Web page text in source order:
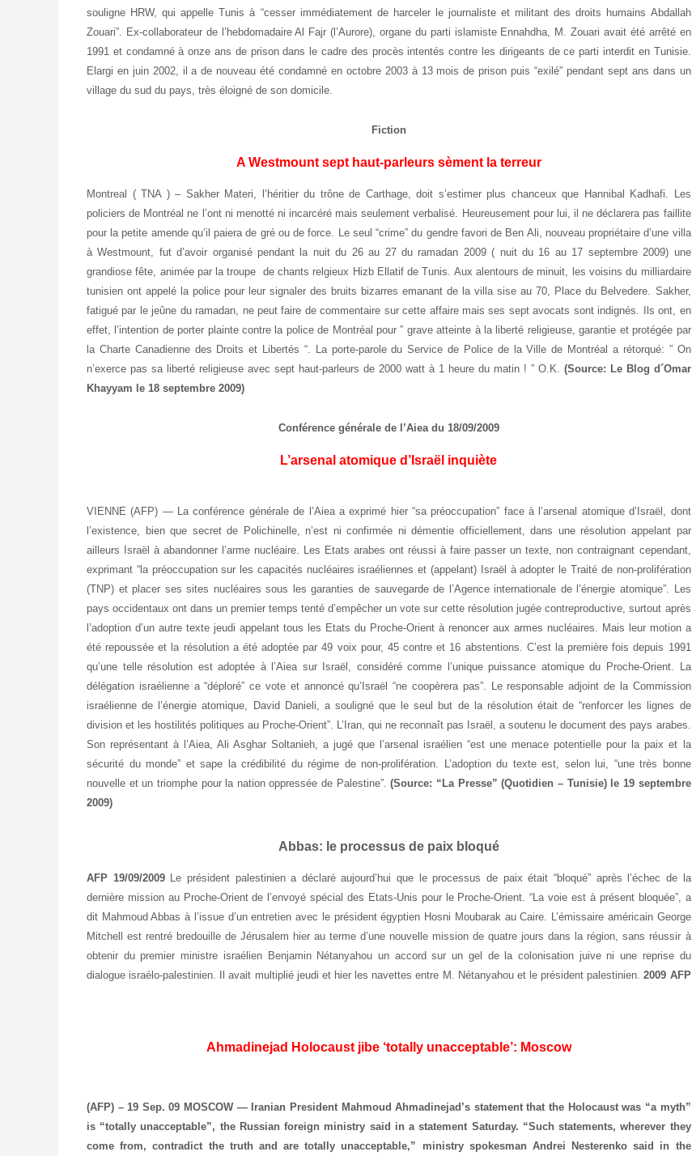
souligne HRW, qui appelle Tunis à “cesser immédiatement de harceler le journaliste et militant des droits humains Abdallah
Zouari”. Ex-collaborateur de l’hebdomadaire Al Fajr (l’Aurore), organe du parti islamiste Ennahdha, M. Zouari avait été arrêté en
1991 et condamné à onze ans de prison dans le cadre des procès intentés contre les dirigeants de ce parti interdit en Tunisie.
Elargi en juin 2002, il a de nouveau été condamné en octobre 2003 à 13 mois de prison puis “exilé” pendant sept ans dans un
village du sud du pays, très éloigné de son domicile.
Fiction
A Westmount sept haut-parleurs sèment la terreur
Montreal ( TNA ) – Sakher Materi, l’héritier du trône de Carthage, doit s’estimer plus chanceux que Hannibal Kadhafi. Les
policiers de Montréal ne l’ont ni menotté ni incarcéré mais seulement verbalisé. Heureusement pour lui, il ne déclarera pas faillite
pour la petite amende qu’il paiera de gré ou de force. Le seul “crime” du gendre favori de Ben Ali, nouveau propriétaire d’une villa
à Westmount, fut d’avoir organisé pendant la nuit du 26 au 27 du ramadan 2009 ( nuit du 16 au 17 septembre 2009) une
grandiose fête, animée par la troupe de chants relgieux Hizb Ellatif de Tunis. Aux alentours de minuit, les voisins du milliardaire
tunisien ont appelé la police pour leur signaler des bruits bizarres emanant de la villa sise au 70, Place du Belvedere. Sakher,
fatigué par le jeûne du ramadan, ne peut faire de commentaire sur cette affaire mais ses sept avocats sont indignés. Ils ont, en
effet, l’intention de porter plainte contre la police de Montréal pour ” grave atteinte à la liberté religieuse, garantie et protégée par
la Charte Canadienne des Droits et Libertés “. La porte-parole du Service de Police de la Ville de Montréal a rétorqué: ” On
n’exerce pas sa liberté religieuse avec sept haut-parleurs de 2000 watt à 1 heure du matin ! ” O.K. (Source: Le Blog d´Omar
Khayyam le 18 septembre 2009)
Conférence générale de l’Aiea du 18/09/2009
L’arsenal atomique d’Israël inquiète
VIENNE (AFP) — La conférence générale de l’Aiea a exprimé hier “sa préoccupation” face à l’arsenal atomique d’Israël, dont
l’existence, bien que secret de Polichinelle, n’est ni confirmée ni démentie officiellement, dans une résolution appelant par
ailleurs Israël à abandonner l’arme nucléaire. Les Etats arabes ont réussi à faire passer un texte, non contraignant cependant,
exprimant “la préoccupation sur les capacités nucléaires israéliennes et (appelant) Israël à adopter le Traité de non-prolifération
(TNP) et placer ses sites nucléaires sous les garanties de sauvegarde de l’Agence internationale de l’énergie atomique”. Les
pays occidentaux ont dans un premier temps tenté d’empêcher un vote sur cette résolution jugée contreproductive, surtout après
l’adoption d’un autre texte jeudi appelant tous les Etats du Proche-Orient à renoncer aux armes nucléaires. Mais leur motion a
été repoussée et la résolution a été adoptée par 49 voix pour, 45 contre et 16 abstentions. C’est la première fois depuis 1991
qu’une telle résolution est adoptée à l’Aiea sur Israël, considéré comme l’unique puissance atomique du Proche-Orient. La
délégation israélienne a “déploré” ce vote et annoncé qu’Israël “ne coopèrera pas”. Le responsable adjoint de la Commission
israélienne de l’énergie atomique, David Danieli, a souligné que le seul but de la résolution était de “renforcer les lignes de
division et les hostilités politiques au Proche-Orient”. L’Iran, qui ne reconnaît pas Israël, a soutenu le document des pays arabes.
Son représentant à l’Aiea, Ali Asghar Soltanieh, a jugé que l’arsenal israélien “est une menace potentielle pour la paix et la
sécurité du monde” et sape la crédibilité du régime de non-prolifération. L’adoption du texte est, selon lui, “une très bonne
nouvelle et un triomphe pour la nation oppressée de Palestine”.(Source: “La Presse” (Quotidien – Tunisie) le 19 septembre
2009)
Abbas: le processus de paix bloqué
AFP 19/09/2009
Le président palestinien a déclaré aujourd’hui que le processus de paix était “bloqué” après l’échec de la
dernière mission au Proche-Orient de l’envoyé spécial des Etats-Unis pour le Proche-Orient. “La voie est à présent bloquée”, a
dit Mahmoud Abbas à l’issue d’un entretien avec le président égyptien Hosni Moubarak au Caire. L’émissaire américain George
Mitchell est rentré bredouille de Jérusalem hier au terme d’une nouvelle mission de quatre jours dans la région, sans réussir à
obtenir du premier ministre israélien Benjamin Nétanyahou un accord sur un gel de la colonisation juive ni une reprise du
dialogue israélo-palestinien. Il avait multiplié jeudi et hier les navettes entre M. Nétanyahou et le président palestinien. 2009 AFP
Ahmadinejad Holocaust jibe ‘totally unacceptable’: Moscow
(AFP) – 19 Sep. 09 MOSCOW — Iranian President Mahmoud Ahmadinejad’s statement that the Holocaust was “a myth”
is “totally unacceptable”, the Russian foreign ministry said in a statement Saturday. “Such statements, wherever they
come from, contradict the truth and are totally unacceptable,” ministry spokesman Andrei Nesterenko said in the